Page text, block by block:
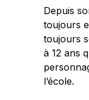
Depuis
toujours
toujours
à 12 ans
l’école.